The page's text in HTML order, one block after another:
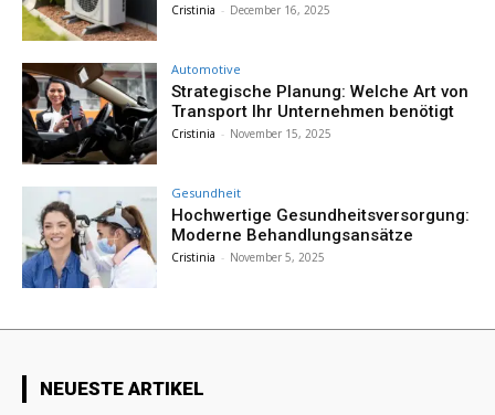
Cristinia - December 16, 2025
Automotive
Strategische Planung: Welche Art von
Transport Ihr Unternehmen benötigt
Cristinia - November 15, 2025
Gesundheit
Hochwertige Gesundheitsversorgung:
Moderne Behandlungsansätze
Cristinia - November 5, 2025
NEUESTE ARTIKEL